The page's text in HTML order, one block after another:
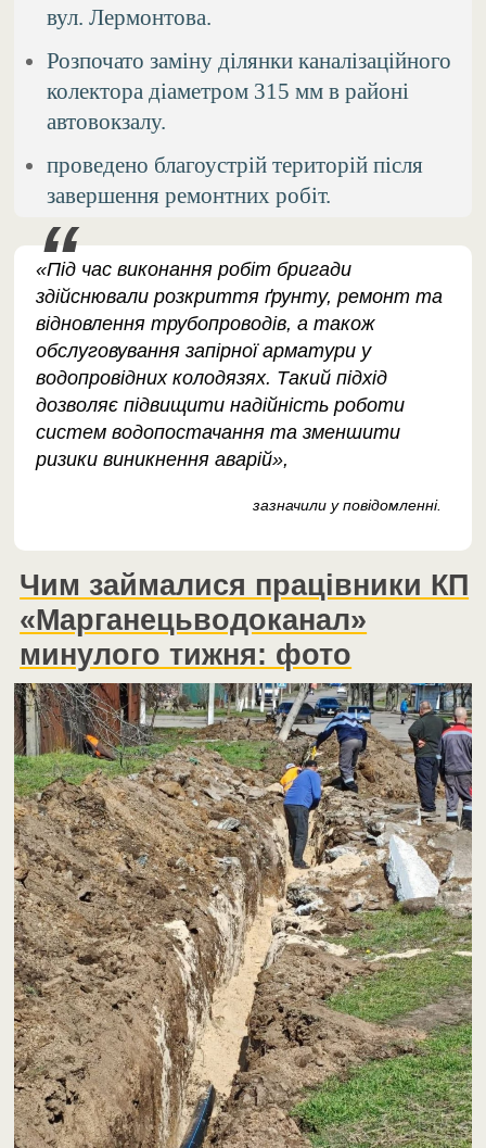
вул. Лермонтова.
Розпочато заміну ділянки каналізаційного
колектора діаметром 315 мм в районі
автовокзалу.
проведено благоустрій територій після
завершення ремонтних робіт.
«Під час виконання робіт бригади
здійснювали розкриття ґрунту, ремонт та
відновлення трубопроводів, а також
обслуговування запірної арматури у
водопровідних колодязях. Такий підхід
дозволяє підвищити надійність роботи
систем водопостачання та зменшити
ризики виникнення аварій»,
зазначили у повідомленні.
Чим займалися працівники КП
«Марганецьводоканал»
минулого тижня: фото